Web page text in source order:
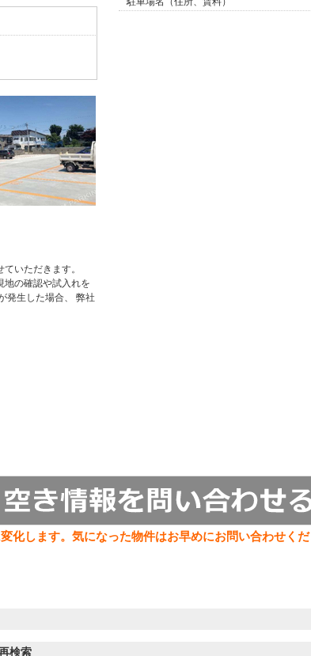
いただきます。
の確認や試入れを
発生した場合、 弊社
化します。気になった物件はお早めにお問い合わせく
検索